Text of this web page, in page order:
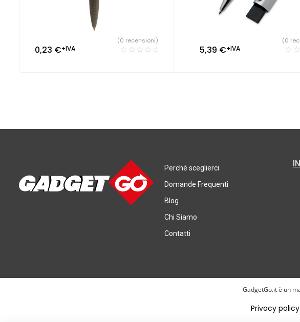
0,23 €+IVA
(0 recensioni)
5,39 €+IVA
(0
Perchè sceglierci
Domande Frequenti
Blog
Chi Siamo
Contatti
GadgetGo.it è un
Privacy policy